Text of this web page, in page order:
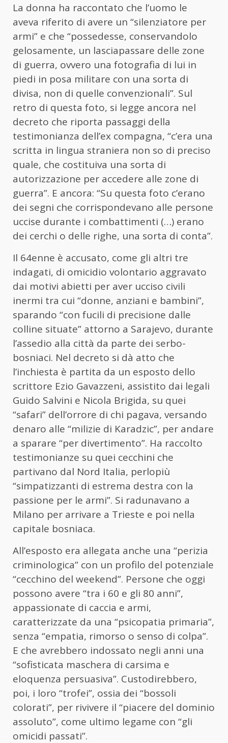
La donna ha raccontato che l’uomo le
aveva riferito di avere un “silenziatore per
armi” e che “possedesse, conservandolo
gelosamente, un lasciapassare delle zone
di guerra, ovvero una fotografia di lui in
piedi in posa militare con una sorta di
divisa, non di quelle convenzionali”. Sul
retro di questa foto, si legge ancora nel
decreto che riporta passaggi della
testimonianza dell’ex compagna, “c’era una
scritta in lingua straniera non so di preciso
quale, che costituiva una sorta di
autorizzazione per accedere alle zone di
guerra”. E ancora: “Su questa foto c’erano
dei segni che corrispondevano alle persone
uccise durante i combattimenti (…) erano
dei cerchi o delle righe, una sorta di conta”.
Il 64enne è accusato, come gli altri tre
indagati, di omicidio volontario aggravato
dai motivi abietti per aver ucciso civili
inermi tra cui “donne, anziani e bambini”,
sparando “con fucili di precisione dalle
colline situate” attorno a Sarajevo, durante
l’assedio alla città da parte dei serbo-
bosniaci. Nel decreto si dà atto che
l’inchiesta è partita da un esposto dello
scrittore Ezio Gavazzeni, assistito dai legali
Guido Salvini e Nicola Brigida, su quei
“safari” dell’orrore di chi pagava, versando
denaro alle “milizie di Karadzic”, per andare
a sparare “per divertimento”. Ha raccolto
testimonianze su quei cecchini che
partivano dal Nord Italia, perlopiù
“simpatizzanti di estrema destra con la
passione per le armi”. Si radunavano a
Milano per arrivare a Trieste e poi nella
capitale bosniaca.
All’esposto era allegata anche una “perizia
criminologica” con un profilo del potenziale
“cecchino del weekend”. Persone che oggi
possono avere “tra i 60 e gli 80 anni”,
appassionate di caccia e armi,
caratterizzate da una “psicopatia primaria”,
senza “empatia, rimorso o senso di colpa”.
E che avrebbero indossato negli anni una
“sofisticata maschera di carsima e
eloquenza persuasiva”. Custodirebbero,
poi, i loro “trofei”, ossia dei “bossoli
colorati”, per rivivere il “piacere del dominio
assoluto”, come ultimo legame con “gli
omicidi passati”.